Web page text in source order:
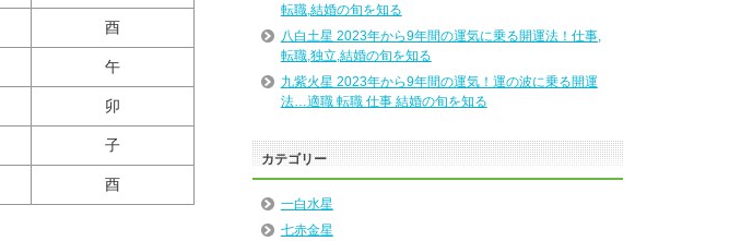
酉
午
卯
子
酉
転職,結婚の旬を知る
八白土星 2023年から9年間の運気に乗る開運法！仕事,
転職,独立,結婚の旬を知る
九紫火星 2023年から9年間の運気！運の波に乗る開運
法…適職 転職 仕事 結婚の旬を知る
カテゴリー
一白水星
七赤金星